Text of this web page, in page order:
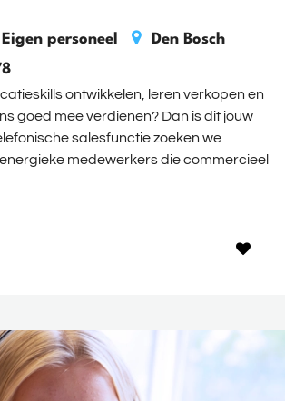
Eigen personeel Den Bosch
ontwikkelen, leren verkopen en
goed mee verdienen? Dan is dit jouw
salesfunctie zoeken we
medewerkers die commercieel